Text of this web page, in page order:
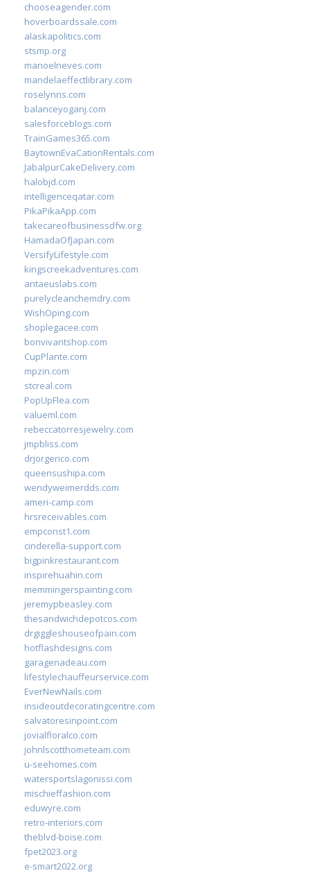
chooseagender.com
hoverboardssale.com
alaskapolitics.com
stsmp.org
manoelneves.com
mandelaeffectlibrary.com
roselynns.com
balanceyoganj.com
salesforceblogs.com
TrainGames365.com
BaytownEvaCationRentals.com
JabalpurCakeDelivery.com
halobjd.com
intelligenceqatar.com
PikaPikaApp.com
takecareofbusinessdfw.org
HamadaOfJapan.com
VersifyLifestyle.com
kingscreekadventures.com
antaeuslabs.com
purelycleanchemdry.com
WishOping.com
shoplegacee.com
bonvivantshop.com
CupPlante.com
mpzin.com
stcreal.com
PopUpFlea.com
valueml.com
rebeccatorresjewelry.com
jmpbliss.com
drjorgerico.com
queensushipa.com
wendyweimerdds.com
ameri-camp.com
hrsreceivables.com
empconst1.com
cinderella-support.com
bigpinkrestaurant.com
inspirehuahin.com
memmingerspainting.com
jeremypbeasley.com
thesandwichdepotcos.com
drgiggleshouseofpain.com
hotflashdesigns.com
garagenadeau.com
lifestylechauffeurservice.com
EverNewNails.com
insideoutdecoratingcentre.com
salvatoresinpoint.com
jovialfloralco.com
johnlscotthometeam.com
u-seehomes.com
watersportslagonissi.com
mischieffashion.com
eduwyre.com
retro-interiors.com
theblvd-boise.com
fpet2023.org
e-smart2022.org